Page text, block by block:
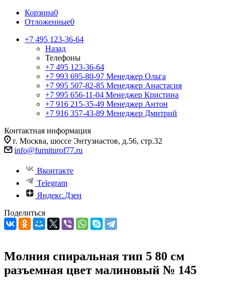
Корзина0
Отложенные0
+7 495 123-36-64
Назад
Телефоны
+7 495 123-36-64
+7 993 695-80-97 Менеджер Ольга
+7 995 507-82-85 Менеджер Анастасия
+7 995 656-11-04 Менеджер Кристина
+7 916 215-35-49 Менеджер Антон
+7 916 357-43-89 Менеджер Дмитрий
Контактная информация
г. Москва, шоссе Энтузиастов, д.56, стр.32
info@furniturof77.ru
Вконтакте
Telegram
Яндекс.Дзен
Поделиться
Молния спиральная тип 5 80 см
разъемная цвет малиновый № 145